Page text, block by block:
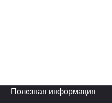
Полезная информация